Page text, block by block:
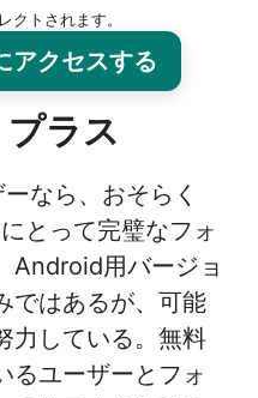
クトされます。
アクセスする
ラス
なら、おそらく
とって完璧なフォ
Android用バージョ
ではあるが、可能
力している。無料
るユーザーとフォ